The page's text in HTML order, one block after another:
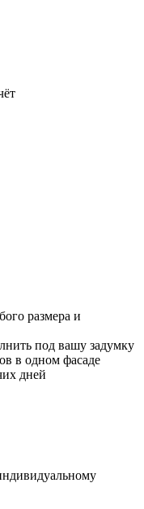
размера и
под вашу задумку
в одном фасаде
дней